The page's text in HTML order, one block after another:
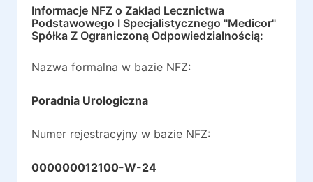
Informacje NFZ o Zakład Lecznictwa
Podstawowego I Specjalistycznego "Medicor"
Spółka Z Ograniczoną Odpowiedzialnością:
Nazwa formalna w bazie NFZ:
Poradnia Urologiczna
Numer rejestracyjny w bazie NFZ:
000000012100-W-24